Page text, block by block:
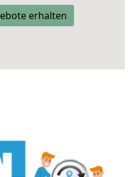
erhalten